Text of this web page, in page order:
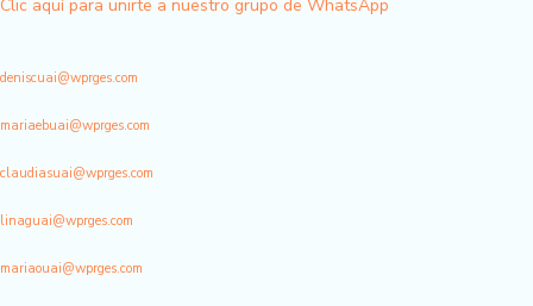
Clic aquí para unirte a nuestro grupo de WhatsApp
deniscuai@wprges.com
mariaebuai@wprges.com
claudiasuai@wprges.com
linaguai@wprges.com
mariaouai@wprges.com